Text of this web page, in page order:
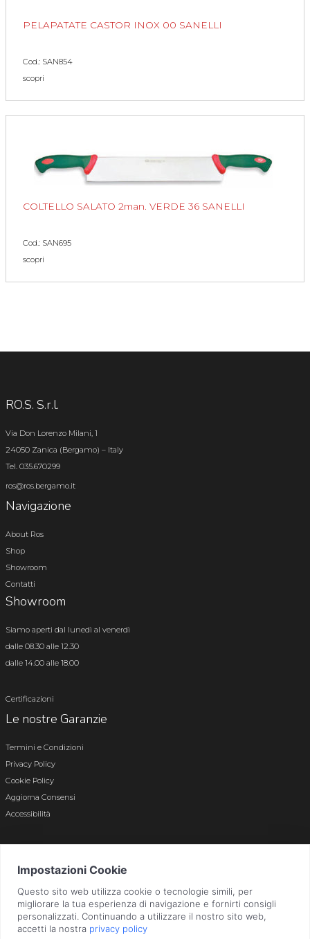
PELAPATATE CASTOR INOX 00 SANELLI
Cod.: SAN854
scopri
COLTELLO SALATO 2man. VERDE 36 SANELLI
Cod.: SAN695
scopri
RO.S. S.r.l.
Via Don Lorenzo Milani, 1
24050 Zanica (Bergamo) – Italy
Tel. 035.670299
ros@ros.bergamo.it
Navigazione
About Ros
Shop
Showroom
Contatti
Showroom
Siamo aperti dal lunedì al venerdì
dalle 08.30 alle 12.30
dalle 14.00 alle 18.00
Certificazioni
Le nostre Garanzie
Termini e Condizioni
Privacy Policy
Cookie Policy
Aggiorna Consensi
Accessibilità
Bergamo n. 01496180165 · Capitale Sociale i.v. € 800.000,00